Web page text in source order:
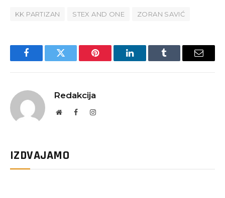
KK PARTIZAN STEX AND ONE ZORAN SAVIĆ
FacebookTwitter Pinterest LinkedInTumblr Email
Redakcija
WebsiteFacebookInstagram
IZDVAJAMO